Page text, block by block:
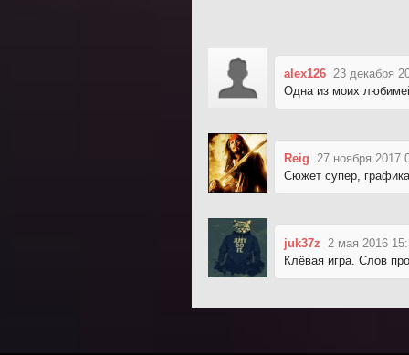
alex126 23 декабря
Одна из моих
Reig
27 ноября 2017
Сюжет супер,
juk37z
2 мая 2016
Клёвая игра. Слов